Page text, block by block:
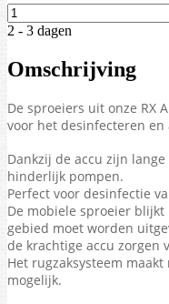
2 - 3 dagen
Omschrijving
De sproeiers uit onze RX
voor het desinfecteren
Dankzij de accu zijn
hinderlijk pompen.
Perfect voor desinfectie
De mobiele sproeier
gebied moet worden
de krachtige accu zorgen
Het rugzaksysteem
mogelijk.